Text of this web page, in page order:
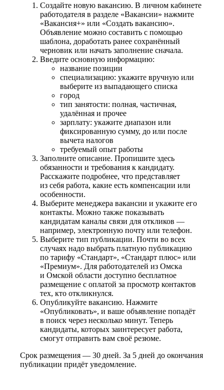
Создайте новую вакансию. В личном кабинете
работодателя в разделе «Вакансии» нажмите
«Вакансия+» или «Создать вакансию».
Объявление можно составить с помощью
шаблона, доработать ранее сохранённый
черновик или начать заполнение сначала.
Введите основную информацию:
название позиции
специализацию: укажите вручную или
выберите из выпадающего списка
город
тип занятости: полная, частичная,
удалённая и прочее
зарплату: укажите диапазон или
фиксированную сумму, до или после
вычета налогов
требуемый опыт работы
Заполните описание. Пропишите здесь
обязанности и требования к кандидату.
Расскажите подробнее, что представляет
из себя работа, какие есть компенсации или
особенности.
Выберите менеджера вакансии и укажите его
контакты. Можно также показывать
кандидатам каналы связи для откликов —
например, электронную почту или телефон.
Выберите тип публикации. Почти во всех
случаях надо выбрать платную публикацию
по тарифу «Стандарт», «Стандарт плюс» или
«Премиум». Для работодателей из Омска
и Омской области доступно бесплатное
размещение с оплатой за просмотр контактов
тех, кто откликнулся.
Опубликуйте вакансию. Нажмите
«Опубликовать», и ваше объявление попадёт
в поиск через несколько минут. Теперь
кандидаты, которых заинтересует работа,
смогут отправить вам своё резюме.
Срок размещения — 30 дней. За 5 дней до окончания
публикации придёт уведомление.